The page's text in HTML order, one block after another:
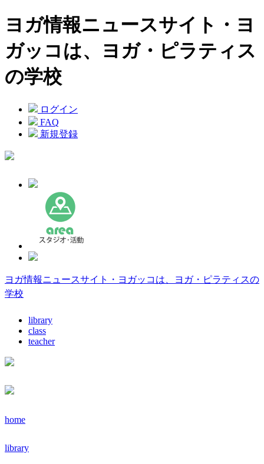
ヨガ情報ニュースサイト・ヨ
ガッコは、ヨガ・ピラティス
の学校
ログイン
FAQ
新規登録
ヨガ情報ニュースサイト・ヨガッコは、ヨガ・ピラティスの
学校
library
class
teacher
home
library